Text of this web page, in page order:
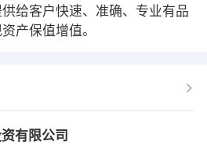
给客户快速、准确、专业有品
产保值增值。
有限公司